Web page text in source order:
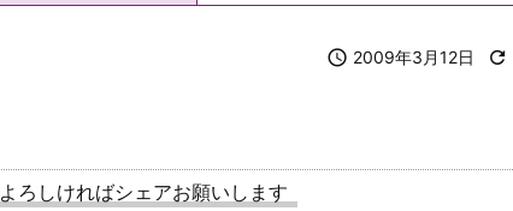
 2009年3月12日 
よろしければシェアお願いします